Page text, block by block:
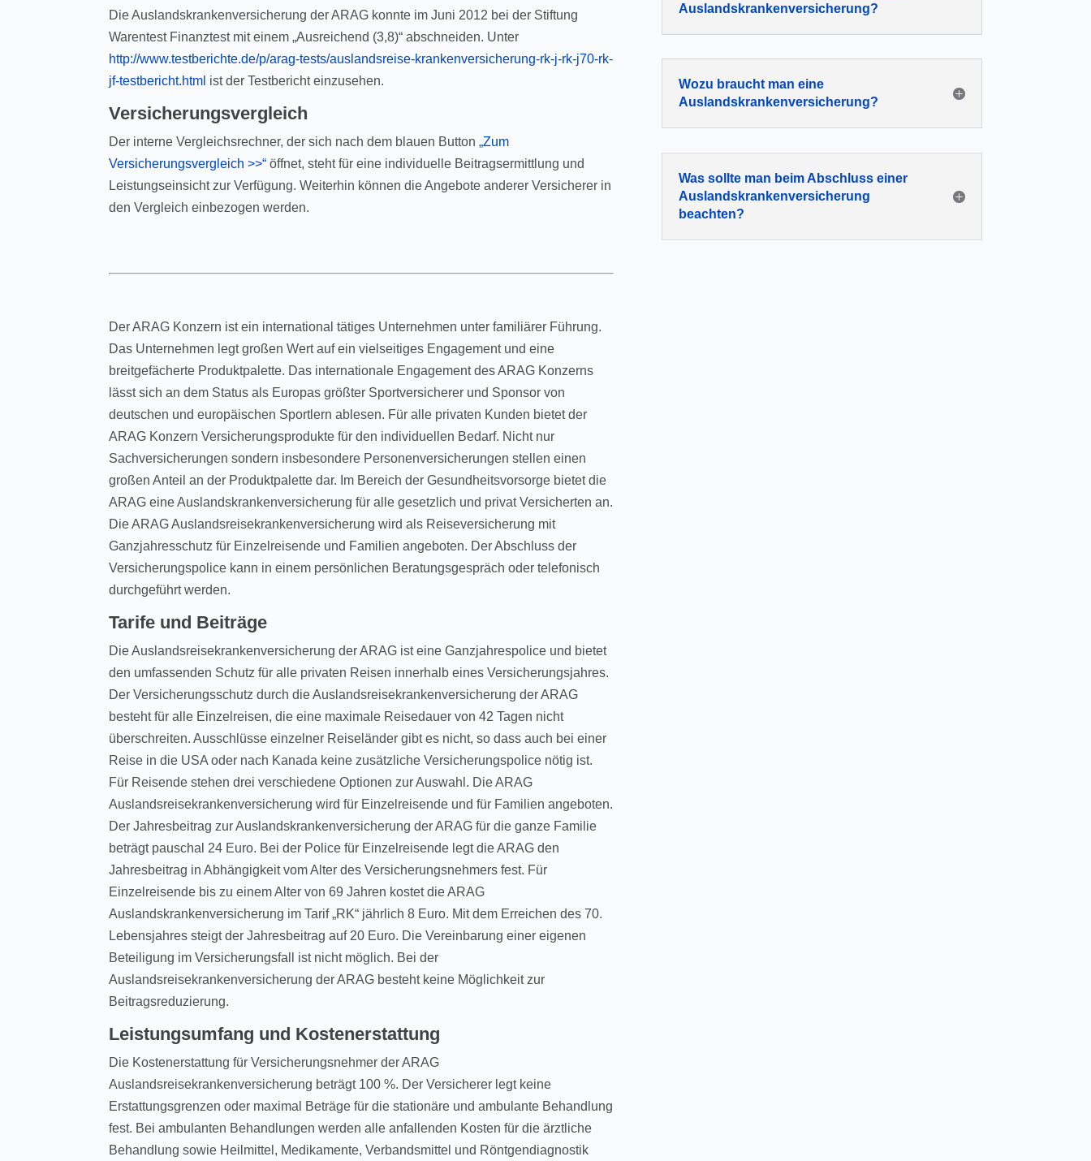
Die Auslandskrankenversicherung der ARAG konnte im Juni 2012 bei der Stiftung
Warentest Finanztest mit einem „Ausreichend (3,8)“ abschneiden. Unter
http://www.testberichte.de/p/arag-tests/auslandsreise-krankenversicherung-rk-j-rk-j70-rk-
jf-testbericht.html ist der Testbericht einzusehen.
Versicherungsvergleich
Der interne Vergleichsrechner, der sich nach dem blauen Button„Zum
Versicherungsvergleich >>“ öffnet, steht für eine individuelle Beitragsermittlung und
Leistungseinsicht zur Verfügung. Weiterhin können die Angebote anderer Versicherer in
den Vergleich einbezogen werden.
Der ARAG Konzern ist ein international tätiges Unternehmen unter familiärer Führung.
Das Unternehmen legt großen Wert auf ein vielseitiges Engagement und eine
breitgefächerte Produktpalette. Das internationale Engagement des ARAG Konzerns
lässt sich an dem Status als Europas größter Sportversicherer und Sponsor von
deutschen und europäischen Sportlern ablesen. Für alle privaten Kunden bietet der
ARAG Konzern Versicherungsprodukte für den individuellen Bedarf. Nicht nur
Sachversicherungen sondern insbesondere Personenversicherungen stellen einen
großen Anteil an der Produktpalette dar. Im Bereich der Gesundheitsvorsorge bietet die
ARAG eine Auslandskrankenversicherung für alle gesetzlich und privat Versicherten an.
Die ARAG Auslandsreisekrankenversicherung wird als Reiseversicherung mit
Ganzjahresschutz für Einzelreisende und Familien angeboten. Der Abschluss der
Versicherungspolice kann in einem persönlichen Beratungsgespräch oder telefonisch
durchgeführt werden.
Tarife und Beiträge
Die Auslandsreisekrankenversicherung der ARAG ist eine Ganzjahrespolice und bietet
den umfassenden Schutz für alle privaten Reisen innerhalb eines Versicherungsjahres.
Der Versicherungsschutz durch die Auslandsreisekrankenversicherung der ARAG
besteht für alle Einzelreisen, die eine maximale Reisedauer von 42 Tagen nicht
überschreiten. Ausschlüsse einzelner Reiseländer gibt es nicht, so dass auch bei einer
Reise in die USA oder nach Kanada keine zusätzliche Versicherungspolice nötig ist.
Für Reisende stehen drei verschiedene Optionen zur Auswahl. Die ARAG
Auslandsreisekrankenversicherung wird für Einzelreisende und für Familien angeboten.
Der Jahresbeitrag zur Auslandskrankenversicherung der ARAG für die ganze Familie
beträgt pauschal 24 Euro. Bei der Police für Einzelreisende legt die ARAG den
Jahresbeitrag in Abhängigkeit vom Alter des Versicherungsnehmers fest. Für
Einzelreisende bis zu einem Alter von 69 Jahren kostet die ARAG
Auslandskrankenversicherung im Tarif „RK“ jährlich 8 Euro. Mit dem Erreichen des 70.
Lebensjahres steigt der Jahresbeitrag auf 20 Euro. Die Vereinbarung einer eigenen
Beteiligung im Versicherungsfall ist nicht möglich. Bei der
Auslandsreisekrankenversicherung der ARAG besteht keine Möglichkeit zur
Beitragsreduzierung.
Leistungsumfang und Kostenerstattung
Die Kostenerstattung für Versicherungsnehmer der ARAG
Auslandsreisekrankenversicherung beträgt 100 %. Der Versicherer legt keine
Erstattungsgrenzen oder maximal Beträge für die stationäre und ambulante Behandlung
fest. Bei ambulanten Behandlungen werden alle anfallenden Kosten für die ärztliche
Behandlung sowie Heilmittel, Medikamente, Verbandsmittel und Röntgendiagnostik
Auslandskrankenversicherung?
Wozu braucht man eine
Auslandskrankenversicherung?
Was sollte man beim Abschluss einer
Auslandskrankenversicherung
beachten?